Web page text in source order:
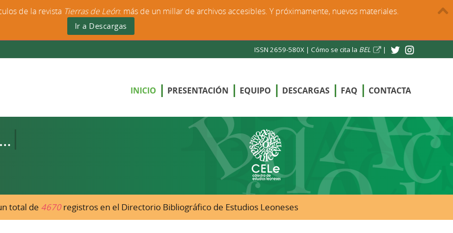
ISSN 2659-580X | Cómo se cita la BEL |
INICIO PRESENTACIÓN EQUIPO DESCARGAS FAQ CONTACTA
total de 4670registros en el Directorio Bibliográfico de Estudios Leoneses
de la revista Tierras de León: más de un millar de archivos accesibles. Y próximamente, nuevos materiales.
Ir a Descargas